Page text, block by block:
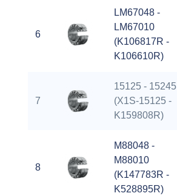
6
LM67048 -
LM67010
(K106817R -
K106610R)
7
15125 - 15245
(X1S-15125 -
K159808R)
8
M88048 -
M88010
(K147783R -
K528895R)